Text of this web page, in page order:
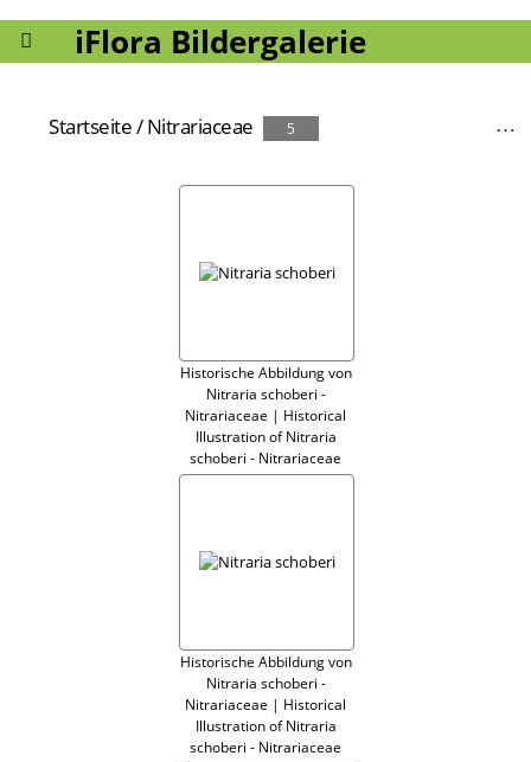
iFlora Bildergalerie
Startseite/Nitrariaceae 5
Historische Abbildung von
Nitraria schoberi -
Nitrariaceae | Historical
Illustration of Nitraria
schoberi - Nitrariaceae
Historische Abbildung von
Nitraria schoberi -
Nitrariaceae | Historical
Illustration of Nitraria
schoberi - Nitrariaceae